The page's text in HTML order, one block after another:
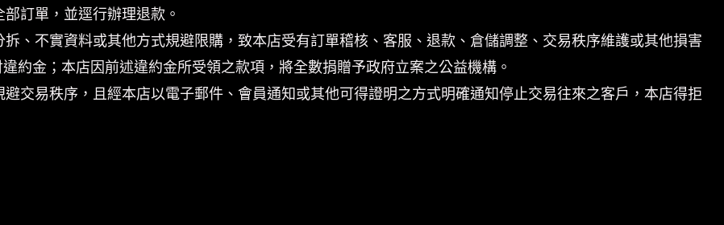
訂單，並逕行辦理退款。
、不實資料或其他方式規避限購，致本店受有訂單稽核、客服、退款、倉儲調整、交易秩序維護或其他損害
約金；本店因前述違約金所受領之款項，將全數捐贈予政府立案之公益機構。
交易秩序，且經本店以電子郵件、會員通知或其他可得證明之方式明確通知停止交易往來之客戶，本店得拒